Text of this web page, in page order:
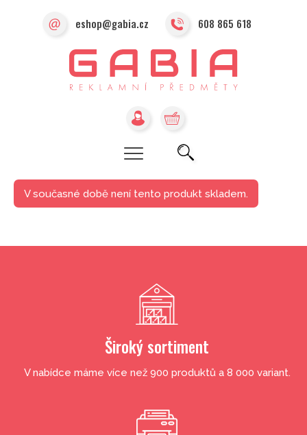
eshop@gabia.cz 608 865 618
V současné době není tento produkt skladem.
Široký sortiment
V nabídce máme více než 900 produktů a 8 000 variant.